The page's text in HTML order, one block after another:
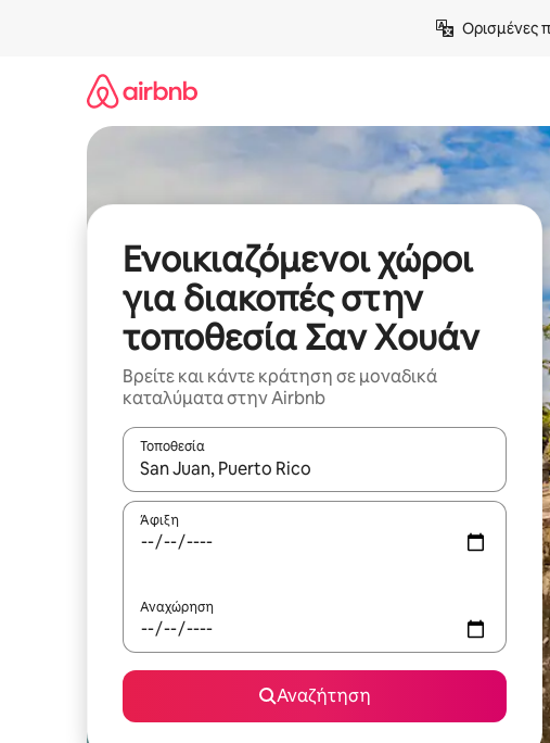
Ορισμένες
Ενοικιαζόμενοι χώροι
για διακοπές στην
τοποθεσία Σαν Χουάν
Βρείτε και κάντε κράτηση σε μοναδικά
καταλύματα στην Airbnb
Τοποθεσία
Όταν τα αποτελέσματα είναι διαθέσιμα, μπορείτε να
Άφιξη
Αναχώρηση
Αναζήτηση